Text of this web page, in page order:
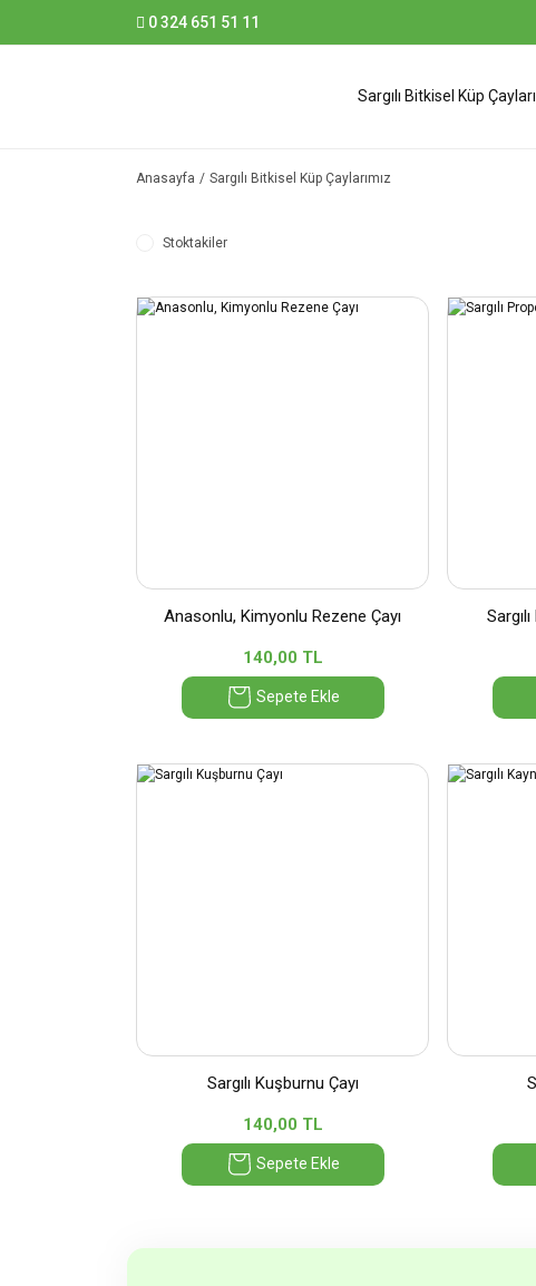
0 324 651 51 11
Sargılı Bitkisel Küp
Anasayfa Sargılı Bitkisel Küp Çaylarımız
Stoktakiler
Anasonlu, Kimyonlu Rezene Çayı
140,00 TL
Sepete Ekle
Sargılı Kuşburnu Çayı
140,00 TL
Sepete Ekle